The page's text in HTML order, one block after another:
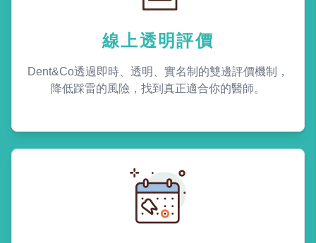
線上透明評價
Dent&Co透過即時、透明、實名制的雙邊評價機制，
降低踩雷的風險，找到真正適合你的醫師。